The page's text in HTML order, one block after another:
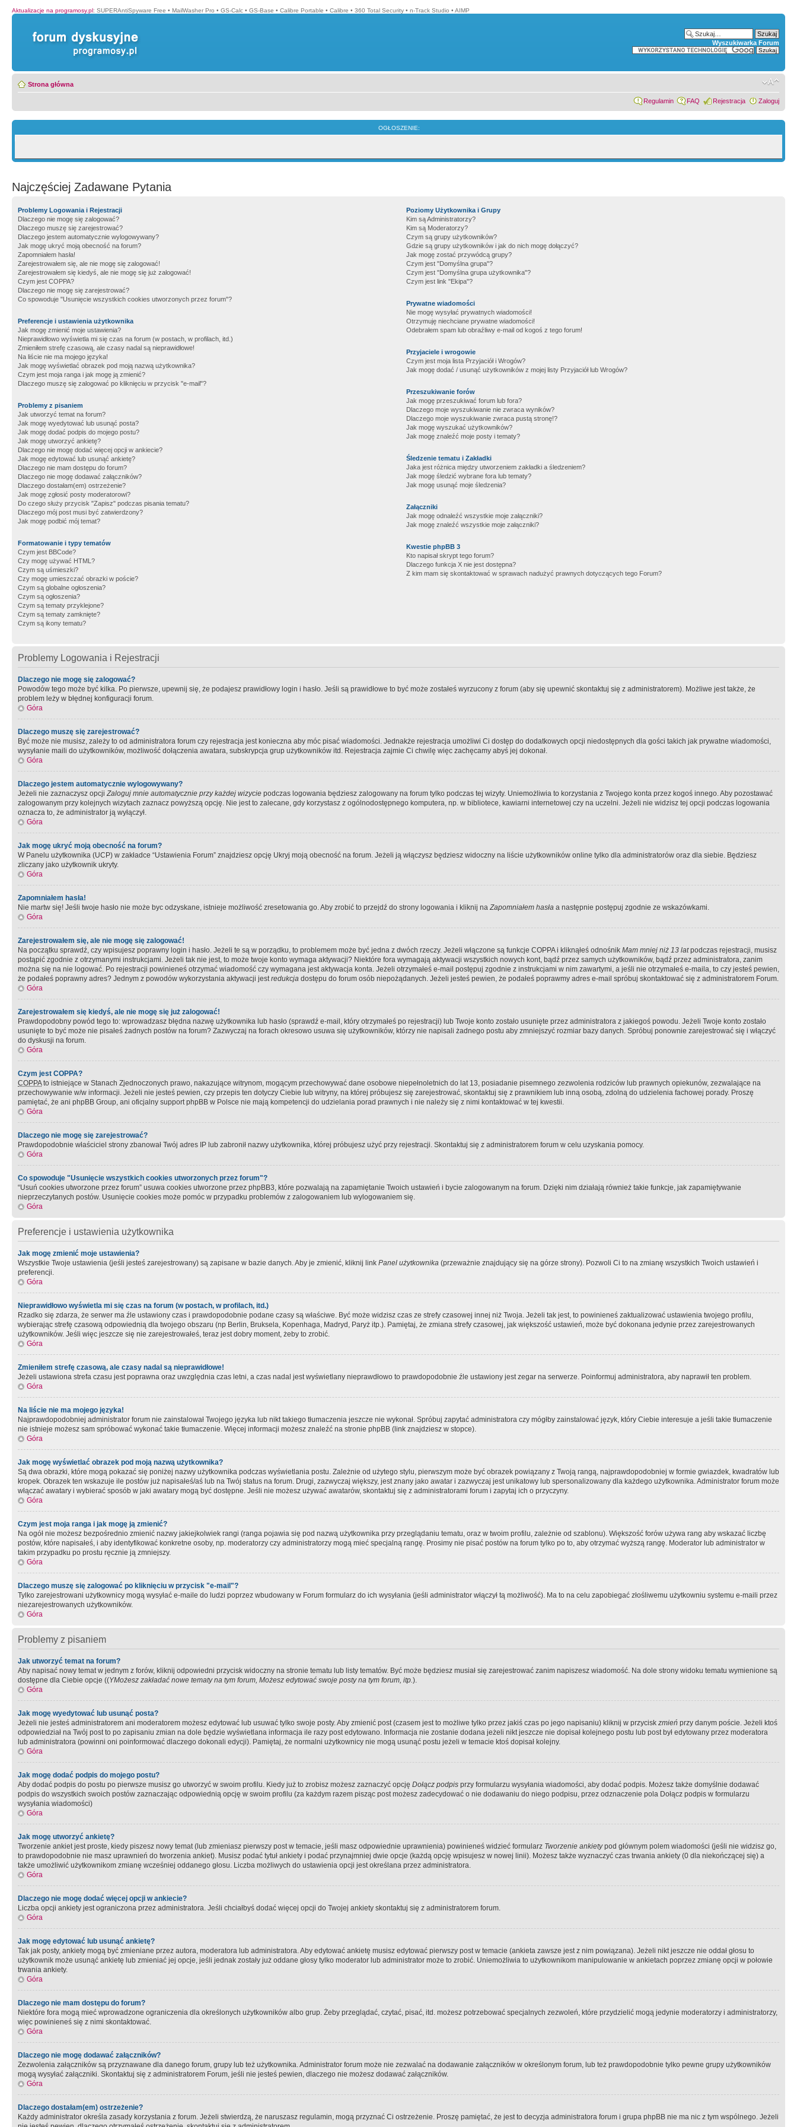
Aktualizacje na programosy.pl: SUPERAntiSpyware Free • MailWasher Pro • GS-Calc • GS-Base • Calibre Portable • Calibre • 360 Total Security • n-Track Studio • AIMP
Wyszukiwarka Forum
Strona główna
Regulamin FAQ Rejestracja Zaloguj
OGŁOSZENIE:
Najczęściej Zadawane Pytania
Problemy Logowania i Rejestracji
Dlaczego nie mogę się zalogować?
Dlaczego muszę się zarejestrować?
Dlaczego jestem automatycznie wylogowywany?
Jak mogę ukryć moją obecność na forum?
Zapomniałem hasła!
Zarejestrowałem się, ale nie mogę się zalogować!
Zarejestrowałem się kiedyś, ale nie mogę się już zalogować!
Czym jest COPPA?
Dlaczego nie mogę się zarejestrować?
Co spowoduje "Usunięcie wszystkich cookies utworzonych przez forum"?
Preferencje i ustawienia użytkownika
Jak mogę zmienić moje ustawienia?
Nieprawidłowo wyświetla mi się czas na forum (w postach, w profilach, itd.)
Zmieniłem strefę czasową, ale czasy nadal są nieprawidłowe!
Na liście nie ma mojego języka!
Jak mogę wyświetlać obrazek pod moją nazwą użytkownika?
Czym jest moja ranga i jak mogę ją zmienić?
Dlaczego muszę się zalogować po kliknięciu w przycisk "e-mail"?
Problemy z pisaniem
Jak utworzyć temat na forum?
Jak mogę wyedytować lub usunąć posta?
Jak mogę dodać podpis do mojego postu?
Jak mogę utworzyć ankietę?
Dlaczego nie mogę dodać więcej opcji w ankiecie?
Jak mogę edytować lub usunąć ankietę?
Dlaczego nie mam dostępu do forum?
Dlaczego nie mogę dodawać załączników?
Dlaczego dostałam(em) ostrzeżenie?
Jak mogę zgłosić posty moderatorowi?
Do czego służy przycisk "Zapisz" podczas pisania tematu?
Dlaczego mój post musi być zatwierdzony?
Jak mogę podbić mój temat?
Formatowanie i typy tematów
Czym jest BBCode?
Czy mogę używać HTML?
Czym są uśmieszki?
Czy mogę umieszczać obrazki w poście?
Czym są globalne ogłoszenia?
Czym są ogłoszenia?
Czym są tematy przyklejone?
Czym są tematy zamknięte?
Czym są ikony tematu?
Poziomy Użytkownika i Grupy
Kim są Administratorzy?
Kim są Moderatorzy?
Czym są grupy użytkowników?
Gdzie są grupy użytkowników i jak do nich mogę dołączyć?
Jak mogę zostać przywódcą grupy?
Czym jest "Domyślna grupa"?
Czym jest "Domyślna grupa użytkownika"?
Czym jest link "Ekipa"?
Prywatne wiadomości
Nie mogę wysyłać prywatnych wiadomości!
Otrzymuję niechciane prywatne wiadomości!
Odebrałem spam lub obraźliwy e-mail od kogoś z tego forum!
Przyjaciele i wrogowie
Czym jest moja lista Przyjaciół i Wrogów?
Jak mogę dodać / usunąć użytkowników z mojej listy Przyjaciół lub Wrogów?
Przeszukiwanie forów
Jak mogę przeszukiwać forum lub fora?
Dlaczego moje wyszukiwanie nie zwraca wyników?
Dlaczego moje wyszukiwanie zwraca pustą stronę!?
Jak mogę wyszukać użytkowników?
Jak mogę znaleźć moje posty i tematy?
Śledzenie tematu i Zakładki
Jaka jest różnica między utworzeniem zakładki a śledzeniem?
Jak mogę śledzić wybrane fora lub tematy?
Jak mogę usunąć moje śledzenia?
Załączniki
Jak mogę odnaleźć wszystkie moje załączniki?
Jak mogę znaleźć wszystkie moje załączniki?
Kwestie phpBB 3
Kto napisał skrypt tego forum?
Dlaczego funkcja X nie jest dostępna?
Z kim mam się skontaktować w sprawach nadużyć prawnych dotyczących tego Forum?
Problemy Logowania i Rejestracji
Dlaczego nie mogę się zalogować?
Powodów tego może być kilka. Po pierwsze, upewnij się, że podajesz prawidłowy login i hasło. Jeśli są prawidłowe to być może zostałeś wyrzucony z forum (aby się upewnić skontaktuj się z administratorem). Możliwe jest także, że
problem leży w błędnej konfiguracji forum.
Góra
Dlaczego muszę się zarejestrować?
Być może nie musisz, zależy to od administratora forum czy rejestracja jest konieczna aby móc pisać wiadomości. Jednakże rejestracja umożliwi Ci dostęp do dodatkowych opcji niedostępnych dla gości takich jak prywatne wiadomości,
wysyłanie maili do użytkowników, możliwość dołączenia awatara, subskrypcja grup użytkowników itd. Rejestracja zajmie Ci chwilę więc zachęcamy abyś jej dokonał.
Góra
Dlaczego jestem automatycznie wylogowywany?
Jeżeli nie zaznaczysz opcjiZaloguj mnie automatycznie przy każdej wizycie podczas logowania będziesz zalogowany na forum tylko podczas tej wizyty. Uniemożliwia to korzystania z Twojego konta przez kogoś innego. Aby pozostawać
zalogowanym przy kolejnych wizytach zaznacz powyższą opcję. Nie jest to zalecane, gdy korzystasz z ogólnodostępnego komputera, np. w bibliotece, kawiarni internetowej czy na uczelni. Jeżeli nie widzisz tej opcji podczas logowania
oznacza to, że administrator ją wyłączył.
Góra
Jak mogę ukryć moją obecność na forum?
W Panelu użytkownika (UCP) w zakładce “Ustawienia Forum” znajdziesz opcję Ukryj moją obecność na forum. Jeżeli ją włączysz będziesz widoczny na liście użytkowników online tylko dla administratorów oraz dla siebie. Będziesz
zliczany jako użytkownik ukryty.
Góra
Zapomniałem hasła!
Nie martw się! Jeśli twoje hasło nie może byc odzyskane, istnieje możliwość zresetowania go. Aby zrobić to przejdź do strony logowania i kliknij naZapomniałem hasła a następnie postępuj zgodnie ze wskazówkami.
Góra
Zarejestrowałem się, ale nie mogę się zalogować!
Na początku sprawdź, czy wpisujesz poprawny login i hasło. Jeżeli te są w porządku, to problemem może być jedna z dwóch rzeczy. Jeżeli włączone są funkcje COPPA i kliknąłeś odnośnik Mam mniej niż 13 latpodczas rejestracji, musisz
postąpić zgodnie z otrzymanymi instrukcjami. Jeżeli tak nie jest, to może twoje konto wymaga aktywacji? Niektóre fora wymagają aktywacji wszystkich nowych kont, bądź przez samych użytkowników, bądź przez administratora, zanim
można się na nie logować. Po rejestracji powinieneś otrzymać wiadomość czy wymagana jest aktywacja konta. Jeżeli otrzymałeś e-mail postępuj zgodnie z instrukcjami w nim zawartymi, a jeśli nie otrzymałeś e-maila, to czy jesteś pewien,
że podałeś poprawny adres? Jednym z powodów wykorzystania aktywacji jestredukcja dostępu do forum osób niepożądanych. Jeżeli jesteś pewien, że podałeś poprawmy adres e-mail spróbuj skontaktować się z administratorem Forum.
Góra
Zarejestrowałem się kiedyś, ale nie mogę się już zalogować!
Prawdopodobny powód tego to: wprowadzasz błędna nazwę użytkownika lub hasło (sprawdź e-mail, który otrzymałeś po rejestracji) lub Twoje konto zostało usunięte przez administratora z jakiegoś powodu. Jeżeli Twoje konto zostało
usunięte to być może nie pisałeś żadnych postów na forum? Zazwyczaj na forach okresowo usuwa się użytkowników, którzy nie napisali żadnego postu aby zmniejszyć rozmiar bazy danych. Spróbuj ponownie zarejestrować się i włączyć
do dyskusji na forum.
Góra
Czym jest COPPA?
COPPAto istniejące w Stanach Zjednoczonych prawo, nakazujące witrynom, mogącym przechowywać dane osobowe niepełnoletnich do lat 13, posiadanie pisemnego zezwolenia rodziców lub prawnych opiekunów, zezwalające na
przechowywanie w/w informacji. Jeżeli nie jesteś pewien, czy przepis ten dotyczy Ciebie lub witryny, na której próbujesz się zarejestrować, skontaktuj się z prawnikiem lub inną osobą, zdolną do udzielenia fachowej porady. Proszę
pamiętać, że ani phpBB Group, ani oficjalny support phpBB w Polsce nie mają kompetencji do udzielania porad prawnych i nie należy się z nimi kontaktować w tej kwestii.
Góra
Dlaczego nie mogę się zarejestrować?
Prawdopodobnie właściciel strony zbanował Twój adres IP lub zabronił nazwy użytkownika, której próbujesz użyć przy rejestracji. Skontaktuj się z administratorem forum w celu uzyskania pomocy.
Góra
Co spowoduje "Usunięcie wszystkich cookies utworzonych przez forum"?
“Usuń cookies utworzone przez forum” usuwa cookies utworzone przez phpBB3, które pozwalają na zapamiętanie Twoich ustawień i bycie zalogowanym na forum. Dzięki nim działają również takie funkcje, jak zapamiętywanie
nieprzeczytanych postów. Usunięcie cookies może pomóc w przypadku problemów z zalogowaniem lub wylogowaniem się.
Góra
Preferencje i ustawienia użytkownika
Jak mogę zmienić moje ustawienia?
Wszystkie Twoje ustawienia (jeśli jesteś zarejestrowany) są zapisane w bazie danych. Aby je zmienić, kliknij link Panel użytkownika (przeważnie znajdujący się na górze strony). Pozwoli Ci to na zmianę wszystkich Twoich ustawień i
preferencji.
Góra
Nieprawidłowo wyświetla mi się czas na forum (w postach, w profilach, itd.)
Rzadko się zdarza, że serwer ma źle ustawiony czas i prawdopodobnie podane czasy są właściwe. Być może widzisz czas ze strefy czasowej innej niż Twoja. Jeżeli tak jest, to powinieneś zaktualizować ustawienia twojego profilu,
wybierając strefę czasową odpowiednią dla twojego obszaru (np Berlin, Bruksela, Kopenhaga, Madryd, Paryż itp.). Pamiętaj, że zmiana strefy czasowej, jak większość ustawień, może być dokonana jedynie przez zarejestrowanych
użytkowników. Jeśli więc jeszcze się nie zarejestrowałeś, teraz jest dobry moment, żeby to zrobić.
Góra
Zmieniłem strefę czasową, ale czasy nadal są nieprawidłowe!
Jeżeli ustawiona strefa czasu jest poprawna oraz uwzględnia czas letni, a czas nadal jest wyświetlany nieprawdłowo to prawdopodobnie źle ustawiony jest zegar na serwerze. Poinformuj administratora, aby naprawił ten problem.
Góra
Na liście nie ma mojego języka!
Najprawdopodobniej administrator forum nie zainstalował Twojego języka lub nikt takiego tłumaczenia jeszcze nie wykonał. Spróbuj zapytać administratora czy mógłby zainstalować język, który Ciebie interesuje a jeśli takie tłumaczenie
nie istnieje możesz sam spróbować wykonać takie tłumaczenie. Więcej informacji możesz znaleźć na stronie phpBB (link znajdziesz w stopce).
Góra
Jak mogę wyświetlać obrazek pod moją nazwą użytkownika?
Są dwa obrazki, które mogą pokazać się poniżej nazwy użytkownika podczas wyświetlania postu. Zależnie od użytego stylu, pierwszym może być obrazek powiązany z Twoją rangą, najprawdopodobniej w formie gwiazdek, kwadratów lub
kropek. Obrazek ten wskazuje ile postów już napisałeś/aś lub na Twój status na forum. Drugi, zazwyczaj większy, jest znany jako awatar i zazwyczaj jest unikatowy lub spersonalizowany dla każdego użytkownika. Administrator forum może
włączać awatary i wybierać sposób w jaki awatary mogą być dostępne. Jeśli nie możesz używać awatarów, skontaktuj się z administratorami forum i zapytaj ich o przyczyny.
Góra
Czym jest moja ranga i jak mogę ją zmienić?
Na ogół nie możesz bezpośrednio zmienić nazwy jakiejkolwiek rangi (ranga pojawia się pod nazwą użytkownika przy przeglądaniu tematu, oraz w twoim profilu, zależnie od szablonu). Większość forów używa rang aby wskazać liczbę
postów, które napisałeś, i aby identyfikować konkretne osoby, np. moderatorzy czy administratorzy mogą mieć specjalną rangę. Prosimy nie pisać postów na forum tylko po to, aby otrzymać wyższą rangę. Moderator lub administrator w
takim przypadku po prostu ręcznie ją zmniejszy.
Góra
Dlaczego muszę się zalogować po kliknięciu w przycisk "e-mail"?
Tylko zarejestrowani użytkownicy mogą wysyłać e-maile do ludzi poprzez wbudowany w Forum formularz do ich wysyłania (jeśli administrator włączył tą możliwość). Ma to na celu zapobiegać złośliwemu użytkowniu systemu e-maili przez
niezarejestrowanych użytkowników.
Góra
Problemy z pisaniem
Jak utworzyć temat na forum?
Aby napisać nowy temat w jednym z forów, kliknij odpowiedni przycisk widoczny na stronie tematu lub listy tematów. Być może będziesz musiał się zarejestrować zanim napiszesz wiadomość. Na dole strony widoku tematu wymienione są
dostępne dla Ciebie opcje ((YMożesz zakładać nowe tematy na tym forum, Możesz edytować swoje posty na tym forum, itp.).
Góra
Jak mogę wyedytować lub usunąć posta?
Jeżeli nie jesteś administratorem ani moderatorem możesz edytować lub usuwać tylko swoje posty. Aby zmienić post (czasem jest to możliwe tylko przez jakiś czas po jego napisaniu) kliknij w przycisk zmień przy danym poście. Jeżeli ktoś
odpowiedział na Twój post to po zapisaniu zmian na dole będzie wyświetlana informacja ile razy post edytowano. Informacja nie zostanie dodana jeżeli nikt jeszcze nie dopisał kolejnego postu lub post był edytowany przez moderatora
lub administratora (powinni oni poinformować dlaczego dokonali edycji). Pamiętaj, że normalni użytkownicy nie mogą usunąć postu jeżeli w temacie ktoś dopisał kolejny.
Góra
Jak mogę dodać podpis do mojego postu?
Aby dodać podpis do postu po pierwsze musisz go utworzyć w swoim profilu. Kiedy już to zrobisz możesz zaznaczyć opcję Dołącz podpis przy formularzu wysyłania wiadomości, aby dodać podpis. Możesz także domyślnie dodawać
podpis do wszystkich swoich postów zaznaczając odpowiednią opcję w swoim profilu (za każdym razem pisząc post możesz zadecydować o nie dodawaniu do niego podpisu, przez odznaczenie pola Dołącz podpis w formularzu
wysyłania wiadomości)
Góra
Jak mogę utworzyć ankietę?
Tworzenie ankiet jest proste, kiedy piszesz nowy temat (lub zmieniasz pierwszy post w temacie, jeśli masz odpowiednie uprawnienia) powinieneś widzieć formularz Tworzenie ankietypod głównym polem wiadomości (jeśli nie widzisz go,
to prawdopodobnie nie masz uprawnień do tworzenia ankiet). Musisz podać tytuł ankiety i podać przynajmniej dwie opcje (każdą opcję wpisujesz w nowej linii). Możesz także wyznaczyć czas trwania ankiety (0 dla niekończącej się) a
także umożliwić użytkownikom zmianę wcześniej oddanego głosu. Liczba możliwych do ustawienia opcji jest określana przez administratora.
Góra
Dlaczego nie mogę dodać więcej opcji w ankiecie?
Liczba opcji ankiety jest ograniczona przez administratora. Jeśli chciałbyś dodać więcej opcji do Twojej ankiety skontaktuj się z administratorem forum.
Góra
Jak mogę edytować lub usunąć ankietę?
Tak jak posty, ankiety mogą być zmieniane przez autora, moderatora lub administratora. Aby edytować ankietę musisz edytować pierwszy post w temacie (ankieta zawsze jest z nim powiązana). Jeżeli nikt jeszcze nie oddał głosu to
użytkownik może usunąć ankietę lub zmieniać jej opcje, jeśli jednak zostały już oddane głosy tylko moderator lub administrator może to zrobić. Uniemożliwia to użytkownikom manipulowanie w ankietach poprzez zmianę opcji w połowie
trwania ankiety.
Góra
Dlaczego nie mam dostępu do forum?
Niektóre fora mogą mieć wprowadzone ograniczenia dla określonych użytkowników albo grup. Żeby przeglądać, czytać, pisać, itd. możesz potrzebować specjalnych zezwoleń, które przydzielić mogą jedynie moderatorzy i administratorzy,
więc powinieneś się z nimi skontaktować.
Góra
Dlaczego nie mogę dodawać załączników?
Zezwolenia załączników są przyznawane dla danego forum, grupy lub też użytkownika. Administrator forum może nie zezwalać na dodawanie załączników w określonym forum, lub też prawdopodobnie tylko pewne grupy użytkowników
mogą wysyłać załączniki. Skontaktuj się z administratorem Forum, jeśli nie jesteś pewien, dlaczego nie możesz dodawać załączników.
Góra
Dlaczego dostałam(em) ostrzeżenie?
Każdy administrator określa zasady korzystania z forum. Jeżeli stwierdzą, że naruszasz regulamin, mogą przyznać Ci ostrzeżenie. Proszę pamiętać, że jest to decyzja administratora forum i grupa phpBB nie ma nic z tym wspólnego. Jeżeli